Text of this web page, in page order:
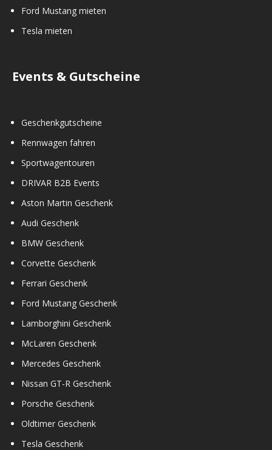
Ford Mustang mieten
Tesla mieten
Events & Gutscheine
Geschenkgutscheine
Rennwagen fahren
Sportwagentouren
DRIVAR B2B Events
Aston Martin Geschenk
Audi Geschenk
BMW Geschenk
Corvette Geschenk
Ferrari Geschenk
Ford Mustang Geschenk
Lamborghini Geschenk
McLaren Geschenk
Mercedes Geschenk
Nissan GT-R Geschenk
Porsche Geschenk
Oldtimer Geschenk
Tesla Geschenk